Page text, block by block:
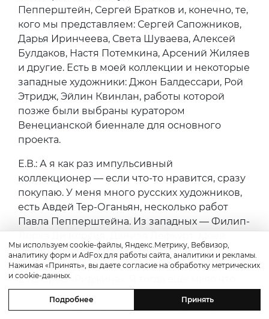
Пепперштейн, Сергей Братков и, конечно, те,
кого мы представляем: Сергей Сапожников,
Дарья Иринчеева, Света Шуваева, Алексей
Булдаков, Настя Потемкина, Арсений Жиляев
и другие. Есть в моей коллекции и некоторые
западные художники: Джон Балдессари, Рой
Этридж, Эйлин Квинлан, работы которой
позже были выбраны куратором
Венецианской биеннале для основного
проекта.
Е.В.: А я как раз импульсивный
коллекционер — если что-то нравится, сразу
покупаю. У меня много русских художников,
есть Авдей Тер-Оганьян, несколько работ
Павла Пепперштейна. Из западных — Филип-
первой работой была картина Павла
Пепперштейна, которую я купила в 2007 году
в галерее «Риджина». Я тогда еще мало что
знала о современном искусстве, увидела
ее и поняла, что она мне необходима. В моей
Мы используем cookie-файлы, Яндекс.Метрику, Вебвизор,
аналитику форм и AdFox для работы сайта, аналитики и рекламы.
Нажимая «Принять», вы даете согласие на обработку метрических
и cookie-данных.
Подробнее Принять